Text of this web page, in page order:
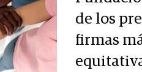
de los
firmas